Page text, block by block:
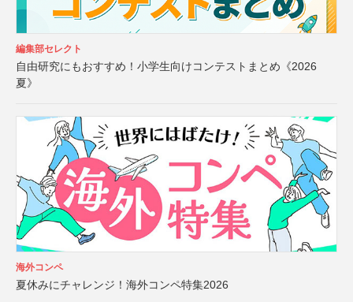
編集部セレクト
自由研究にもおすすめ！小学生向けコンテストまとめ《2026
夏》
海外コンペ
夏休みにチャレンジ！海外コンペ特集2026